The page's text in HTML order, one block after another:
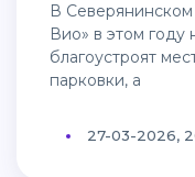
В Северянинском сквере у кинотеатра «Рояль-
Вио» в этом году
благоустроят
парковки, а
27-03-2026,